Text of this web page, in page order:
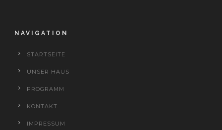
NAVIGATION
STARTSEITE
UNSER HAUS
PROGRAMM
KONTAKT
IMPRESSUM